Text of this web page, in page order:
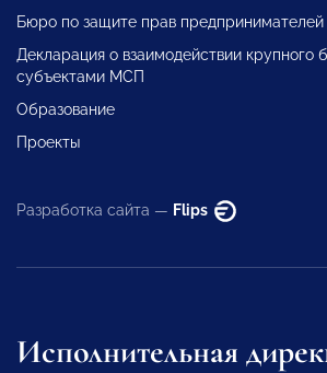
Бюро по защите прав предпринимателей
Декларация о взаимодействии крупного
субъектами МСП
Образование
Проекты
Разработка сайта — Flips
Исполнительная